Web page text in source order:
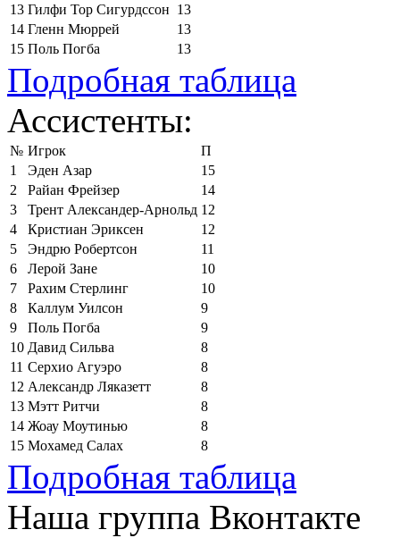
13 Гилфи Тор Сигурдссон 13
14 Гленн Мюррей
13
15 Поль Погба 13
Подробная таблица
Ассистенты:
№ Игрок
П
1
Эден Азар
15
2
Райан Фрейзер
14
3
Трент Александер-Арнольд 12
4
Кристиан Эриксен
12
5
Эндрю Робертсон
11
6
Лерой Зане
10
7
Рахим Стерлинг
10
8
Каллум Уилсон
9
9
Поль Погба
9
10 Давид Сильва
8
11 Серхио Агуэро
8
12 Александр Ляказетт
8
13 Мэтт Ритчи
8
14 Жоау Моутинью
8
15 Мохамед Салах 8
Подробная таблица
Наша группа Вконтакте